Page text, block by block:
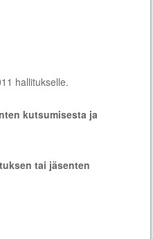
hallitukselle.
kutsumisesta ja
tai jäsenten